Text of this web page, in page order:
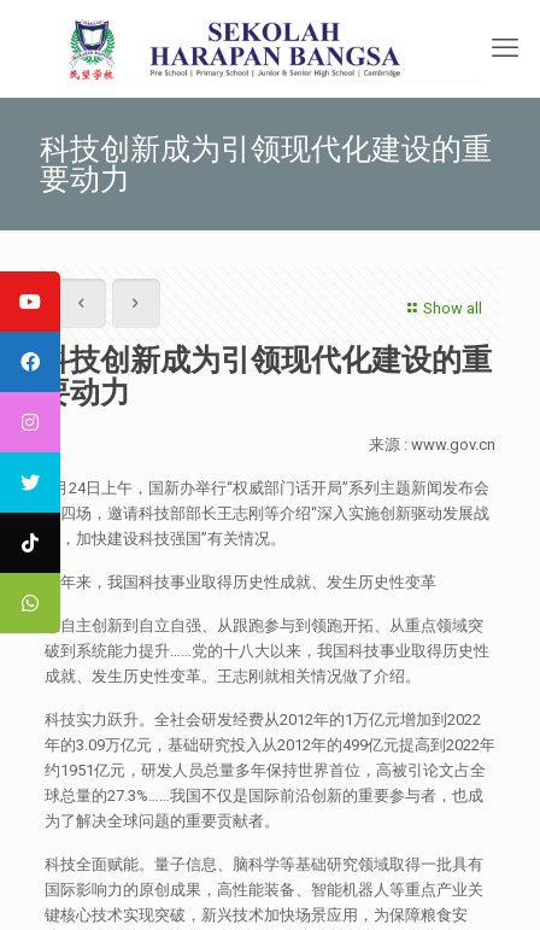
科技创新成为引领现代化建设的重
要动力
Show all
科技创新成为引领现代化建设的重
要动力
来源 : www.gov.cn
2月24日上午，国新办举行“权威部门话开局”系列主题新闻发布会
第四场，邀请科技部部长王志刚等介绍“深入实施创新驱动发展战
略，加快建设科技强国”有关情况。
十年来，我国科技事业取得历史性成就、发生历史性变革
从自主创新到自立自强、从跟跑参与到领跑开拓、从重点领域突
破到系统能力提升……党的十八大以来，我国科技事业取得历史性
成就、发生历史性变革。王志刚就相关情况做了介绍。
科技实力跃升。全社会研发经费从2012年的1万亿元增加到2022
年的3.09万亿元，基础研究投入从2012年的499亿元提高到2022年
约1951亿元，研发人员总量多年保持世界首位，高被引论文占全
球总量的27.3%……我国不仅是国际前沿创新的重要参与者，也成
为了解决全球问题的重要贡献者。
科技全面赋能。量子信息、脑科学等基础研究领域取得一批具有
国际影响力的原创成果，高性能装备、智能机器人等重点产业关
键核心技术实现突破，新兴技术加快场景应用，为保障粮食安